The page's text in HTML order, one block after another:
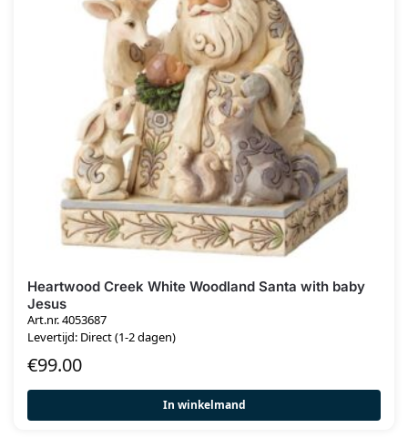
Heartwood Creek White Woodland Santa with baby
Jesus
Art.nr. 4053687
Levertijd: Direct (1-2 dagen)
€99.00
In winkelmand